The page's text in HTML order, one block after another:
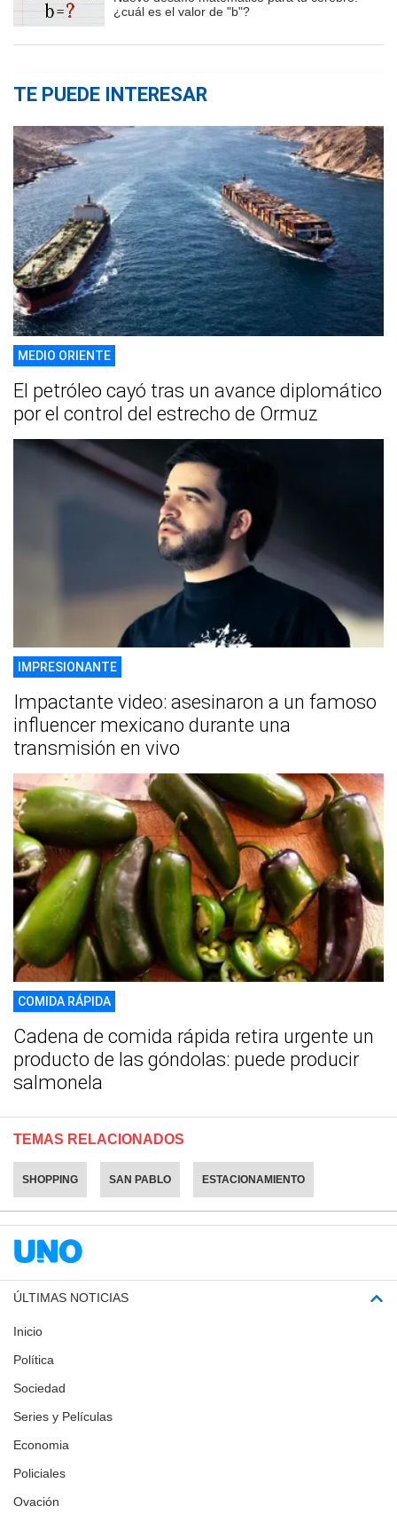
¿cuál es el valor de "b"?
TE PUEDE INTERESAR
MEDIO ORIENTE
El petróleo cayó tras un avance diplomático
por el control del estrecho de Ormuz
IMPRESIONANTE
Impactante video: asesinaron a un famoso
influencer mexicano durante una
transmisión en vivo
COMIDA RÁPIDA
Cadena de comida rápida retira urgente un
producto de las góndolas: puede producir
salmonela
TEMAS RELACIONADOS
SHOPPING SAN PABLO ESTACIONAMIENTO
ÚLTIMAS NOTICIAS
Inicio
Política
Sociedad
Series y Películas
Economia
Policiales
Ovación